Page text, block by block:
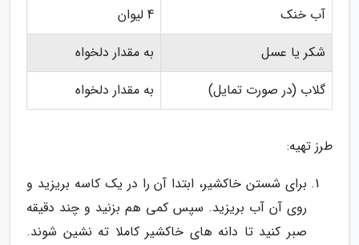
آب خنک
4 لیوان
شکر یا عسل
به مقدار دلخواه
گلاب (در صورت تمایل)
به مقدار دلخواه
طرز تهیه:
برای شستن خاکشیر، ابتدا آن را در یک کاسه بریزید و
روی آن آب بریزید. سپس کمی هم بزنید و چند دقیقه
صبر کنید تا دانه های خاکشیر کاملا ته نشین شوند.